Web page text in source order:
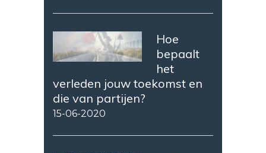
Hoe
bepaalt
het
verleden jouw toekomst en
die van partijen?
15-06-2020